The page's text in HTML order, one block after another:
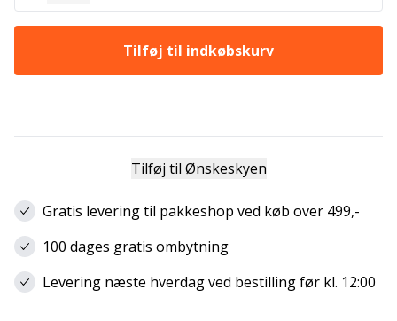
Tilføj til indkøbskurv
Tilføj til Ønskeskyen
Gratis levering til pakkeshop ved køb over 499,-
100 dages gratis ombytning
Levering næste hverdag ved bestilling før kl. 12:00